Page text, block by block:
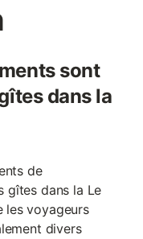
sont
dans la
de
gîtes dans la Le
les voyageurs
divers